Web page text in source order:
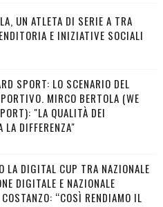
UN ATLETA DI SERIE A TRA
E INIZIATIVE SOCIALI
SPORT: LO SCENARIO DEL
MIRCO BERTOLA (WE
"LA QUALITÀ DEI
LA DIFFERENZA"
LA DIGITAL CUP TRA NAZIONALE
DIGITALE E NAZIONALE
“COSÌ RENDIAMO IL